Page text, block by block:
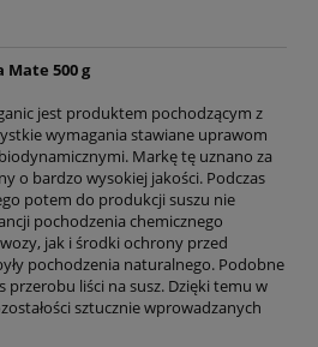
Mate 500 g
jest produktem pochodzącym z
wymagania stawiane uprawom
Markę tę uznano za
o bardzo wysokiej jakości. Podczas
potem do produkcji suszu nie
pochodzenia chemicznego
jak i środki ochrony przed
pochodzenia naturalnego. Podobne
przerobu liści na susz. Dzięki temu w
sztucznie wprowadzanych